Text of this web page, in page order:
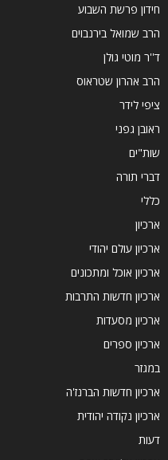
חידון פרשת השבוע
הרב שמואל בירנבוים
ד''ר מוטי גולן
הרב אהרון שטראוס
ציפי לידר
ראובן גפני
שות"ים
דברי תורה
כללי
ארכיון
ארכיון עולם יהודי
ארכיון אוכל ומתכונים
ארכיון חדשות התרבות
ארכיון מסעדות
ארכיון ספרים
במגזר
ארכיון חדשות הברנז'ה
ארכיון נקודה יהודית
דעות